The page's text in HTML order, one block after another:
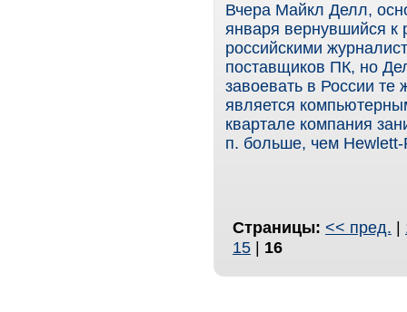
Вчера Майкл Делл,
января вернувшийся к
российскими
поставщиков ПК, но
завоевать в России
является
квартале компания
п. больше, чем Hewlett-
Страницы: << пред. |
15 | 16